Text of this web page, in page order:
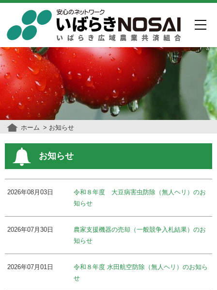
ホーム お知らせ
お知らせ
2026年08月03日
令和８年度 大豆病害虫防除（無人ヘリ）のお
知らせ
2026年07月30日
農家支援機器の売却（一般競争入札結果）のお
知らせ
2026年07月01日
令和８年度 水田航空防除（無人ヘリ）のお知ら
せ